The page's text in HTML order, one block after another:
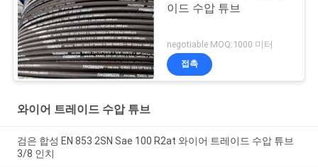
이드 수압 튜브
negotiable MOQ:1000 미터
접촉
와이어 트레이드 수압 튜브
검은 합성 EN 853 2SN Sae 100 R2at 와이어 트레이드 수압 튜브
3/8 인치